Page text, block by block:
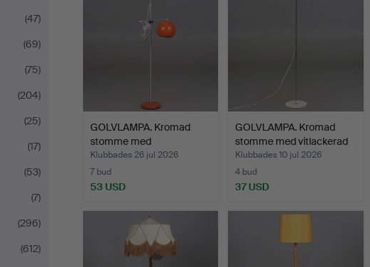
(47)
(69)
(75)
(204)
(25)
(17)
(53)
(7)
(296)
(612)
GOLVLAMPA. Kromad
stomme med
orangefärgade…
Klubbades 26 jul 2026
7 bud
53 USD
GOLVLAMPA. Kromad
stomme med vitlackerad
p…
Klubbades 10 jul 2026
4 bud
37 USD